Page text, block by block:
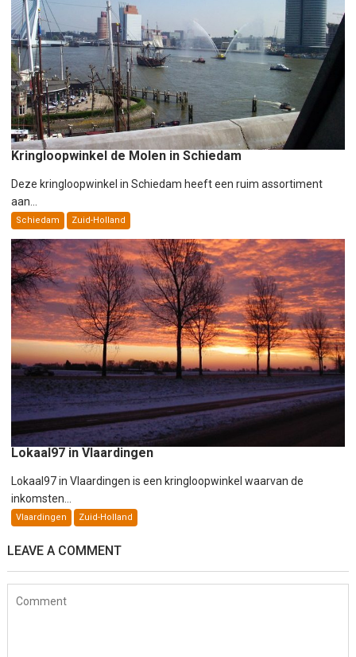
Kringloopwinkel de Molen in Schiedam
Deze kringloopwinkel in Schiedam heeft een ruim assortiment
aan...
Schiedam Zuid-Holland
Lokaal97 in Vlaardingen
Lokaal97 in Vlaardingen is een kringloopwinkel waarvan de
inkomsten...
Vlaardingen Zuid-Holland
LEAVE A COMMENT